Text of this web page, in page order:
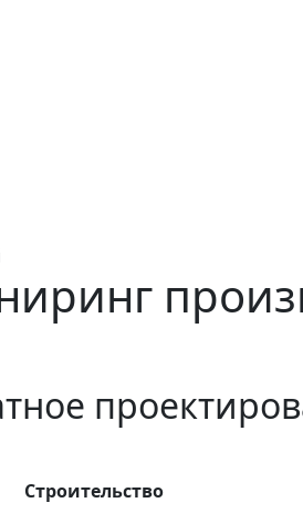
Строительство